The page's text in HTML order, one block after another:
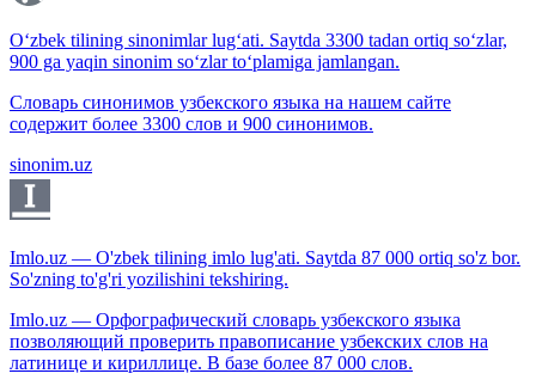
O‘zbek tilining sinonimlar lug‘ati. Saytda 3300 tadan ortiq so‘zlar,
900 ga yaqin sinonim so‘zlar to‘plamiga jamlangan.
Словарь синонимов узбекского языка на нашем сайте
содержит более 3300 слов и 900 синонимов.
sinonim.uz
Imlo.uz — O'zbek tilining imlo lug'ati. Saytda 87 000 ortiq so'z bor.
So'zning to'g'ri yozilishini tekshiring.
Imlo.uz — Орфографический словарь узбекского языка
позволяющий проверить правописание узбекских слов на
латинице и кириллице. В базе более 87 000 слов.